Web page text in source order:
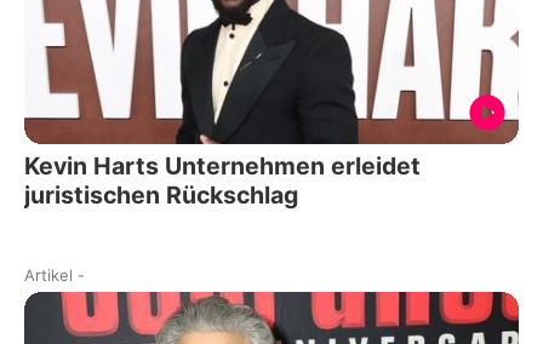
Kevin Harts Unternehmen erleidet
juristischen Rückschlag
Artikel -